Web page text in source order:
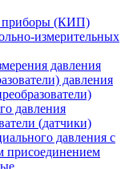
приборы (КИП)
измерительных
давления
давления
давления
(датчики)
давления с
присоединением